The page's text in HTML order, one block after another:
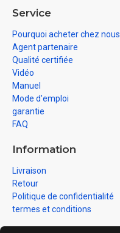
Service
Pourquoi acheter chez nous
Agent partenaire
Qualité certifiée
Vidéo
Manuel
Mode d'emploi
garantie
FAQ
Information
Livraison
Retour
Politique de confidentialité
termes et conditions